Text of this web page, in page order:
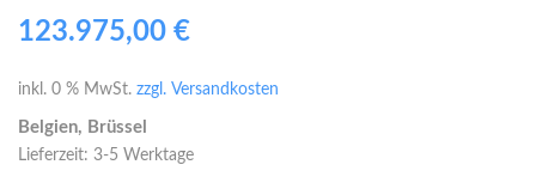
123.975,00 €
inkl. 0 % MwSt. zzgl. Versandkosten
Belgien, Brüssel
Lieferzeit: 3-5 Werktage